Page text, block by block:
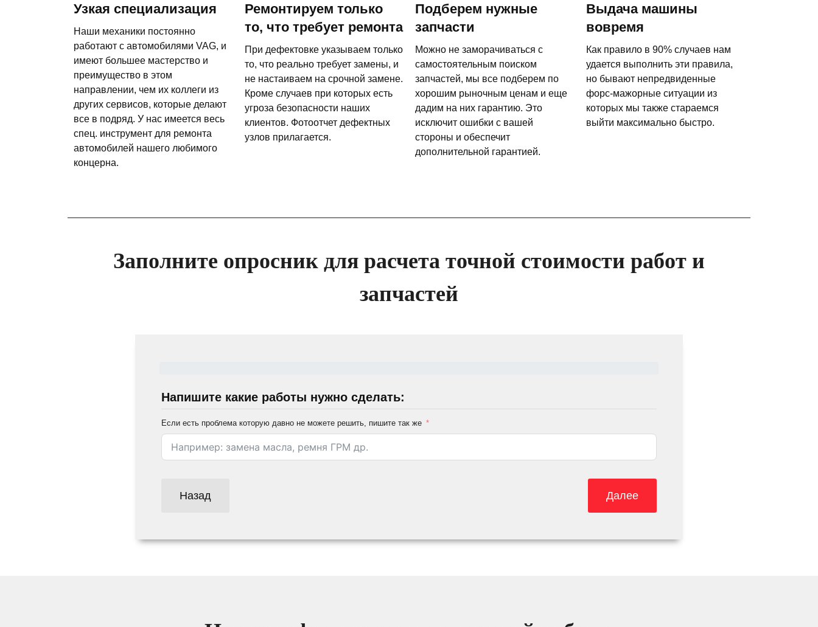
Узкая специализация
Наши механики постоянно
работают с автомобилями VAG, и
имеют большее мастерство и
преимущество в этом
направлении, чем их коллеги из
других сервисов, которые делают
все в подряд. У нас имеется весь
спец. инструмент для ремонта
автомобилей нашего любимого
концерна.
Ремонтируем только
то, что требует ремонта
При дефектовке указываем только
то, что реально требует замены, и
не настаиваем на срочной замене.
Кроме случаев при которых есть
угроза безопасности наших
клиентов. Фотоотчет дефектных
узлов прилагается.
Подберем нужные
запчасти
Можно не заморачиваться с
самостоятельным поиском
запчастей, мы все подберем по
хорошим рыночным ценам и еще
дадим на них гарантию. Это
исключит ошибки с вашей
стороны и обеспечит
дополнительной гарантией.
Выдача машины
вовремя
Как правило в 90% случаев нам
удается выполнить эти правила,
но бывают непредвиденные
форс-мажорные ситуации из
которых мы также стараемся
выйти максимально быстро.
Заполните опросник для расчета точной стоимости работ и
запчастей
Напишите какие работы нужно сделать:
Если есть проблема которую давно не можете решить, пишите так же
Назад Далее